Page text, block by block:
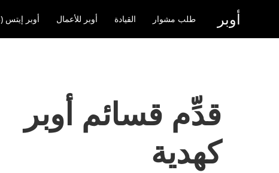
المحتوى
أوبر طلب مشوار القيادة أوبر للأعمال أوبر إيتس (Uber Eats)
قدِّم قسائم أوبر
كهدية